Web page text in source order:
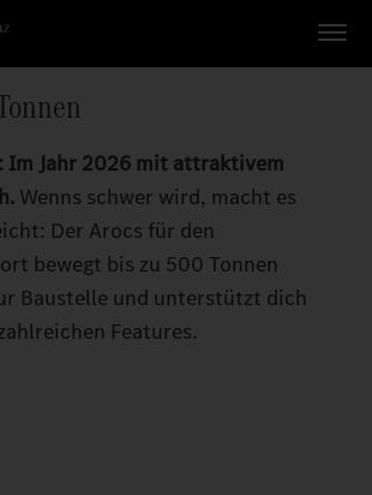
Im Jahr 2026 mit attraktivem
Wenns schwer wird, macht es
Der Arocs für den
bewegt bis zu 500 Tonnen
Baustelle und unterstützt dich
Features.